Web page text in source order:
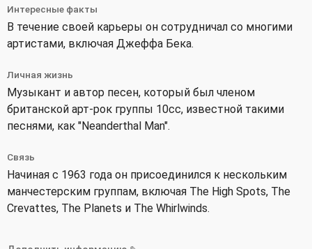
Интересные факты
В течение своей карьеры он сотрудничал со многими
артистами, включая Джеффа Бека.
Личная жизнь
Музыкант и автор песен, который был членом
британской арт-рок группы 10cc, известной такими
песнями, как "Neanderthal Man".
Связь
Начиная с 1963 года он присоединился к нескольким
манчестерским группам, включая The High Spots, The
Crevattes, The Planets и The Whirlwinds.